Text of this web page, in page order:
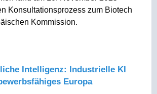
Konsultationsprozess zum Biotech
Kommission.
Intelligenz: Industrielle KI
Europa